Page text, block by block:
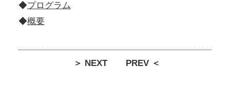
◆プログラム
◆概要
＞ NEXT PREV ＜